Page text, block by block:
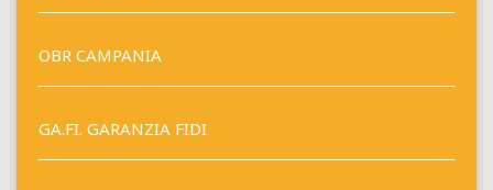
OBR CAMPANIA
GA.FI. GARANZIA FIDI